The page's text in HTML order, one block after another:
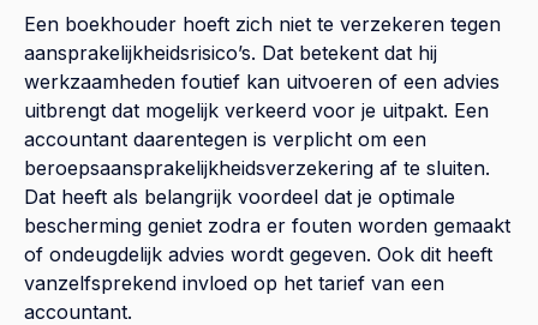
Een boekhouder hoeft zich niet te verzekeren tegen
aansprakelijkheidsrisico’s. Dat betekent dat hij
werkzaamheden foutief kan uitvoeren of een advies
uitbrengt dat mogelijk verkeerd voor je uitpakt. Een
accountant daarentegen is verplicht om een
beroepsaansprakelijkheidsverzekering af te sluiten.
Dat heeft als belangrijk voordeel dat je optimale
bescherming geniet zodra er fouten worden gemaakt
of ondeugdelijk advies wordt gegeven. Ook dit heeft
vanzelfsprekend invloed op het tarief van een
accountant.